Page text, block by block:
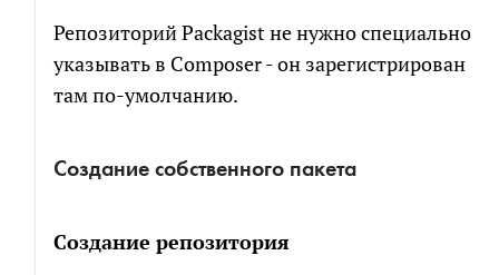
Репозиторий Packagist не нужно специально
указывать в Composer - он зарегистрирован
там по-умолчанию.
Создание собственного пакета
Создание репозитория